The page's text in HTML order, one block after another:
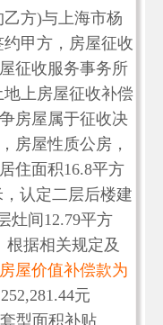
乙方)与上海市杨
甲方，房屋征收
征收服务事务所
上房屋征收补偿
房屋属于征收决
房屋性质公房，
住面积16.8平方
认定二层后楼建
灶间12.79平方
根据相关规定及
房屋价值补偿款为
元
型面积补贴